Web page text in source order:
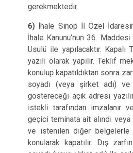
gerekmektedir.
6) İhale Sinop İl Özel
İhale Kanunu’nun 36.
Usulü ile yapılacaktır.
yazılı olarak yapılır. Teklif
konulup kapatıldıktan sonra
soyadı (veya şirket adı)
göstereceği açık adresi
istekli tarafından imzalanır
geçici teminata ait alındı
ve istenilen diğer
konularak kapatılır. Dış